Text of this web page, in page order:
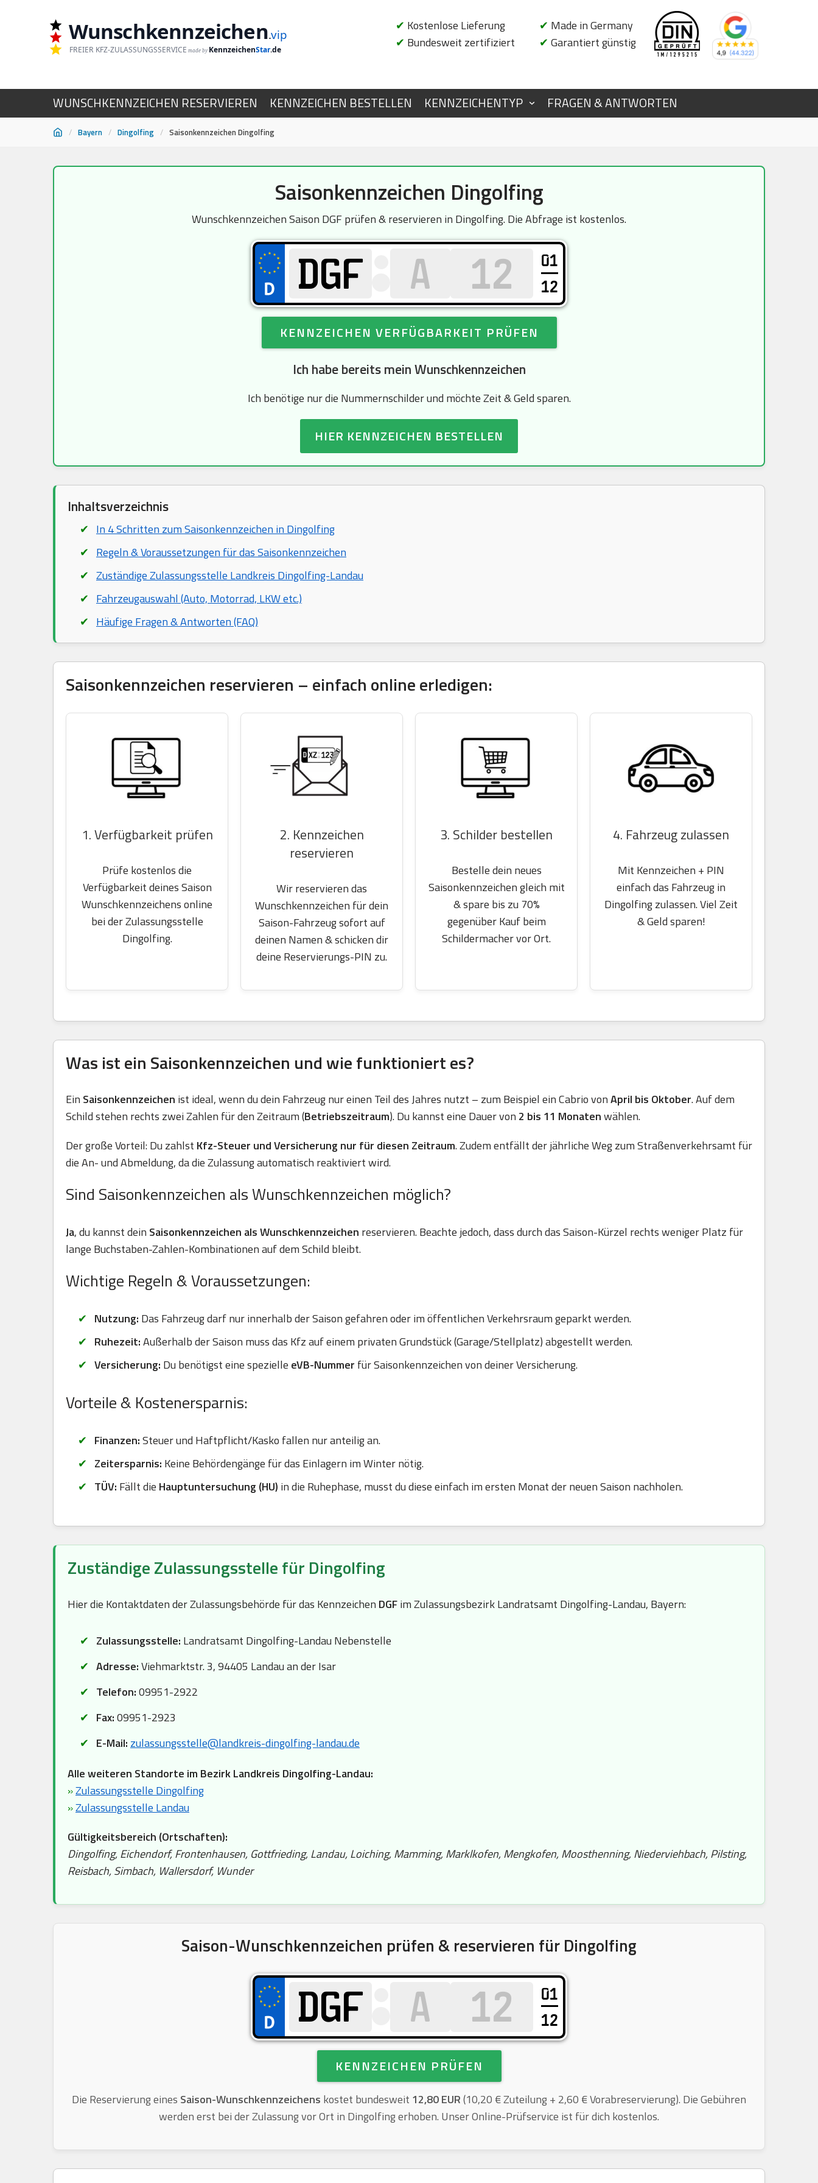
Wunschkennzeichen.vip
FREIER KFZ-ZULASSUNGSSERVICE made by KennzeichenStar.de
✔ Kostenlose Lieferung
✔ Bundesweit zertifiziert
✔ Made in Germany
✔ Garantiert günstig
WUNSCHKENNZEICHEN RESERVIEREN KENNZEICHEN BESTELLEN KENNZEICHENTYP FRAGEN & ANTWORTEN
/ Bayern / Dingolfing / Saisonkennzeichen Dingolfing
Saisonkennzeichen Dingolfing
Wunschkennzeichen Saison DGF prüfen & reservieren in Dingolfing. Die Abfrage ist kostenlos.
01
12
KENNZEICHEN VERFÜGBARKEIT PRÜFEN
Ich habe bereits mein Wunschkennzeichen
Ich benötige nur die Nummernschilder und möchte Zeit & Geld sparen.
HIER KENNZEICHEN BESTELLEN
Inhaltsverzeichnis
In 4 Schritten zum Saisonkennzeichen in Dingolfing
Regeln & Voraussetzungen für das Saisonkennzeichen
Zuständige Zulassungsstelle Landkreis Dingolfing-Landau
Fahrzeugauswahl (Auto, Motorrad, LKW etc.)
Häufige Fragen & Antworten (FAQ)
Saisonkennzeichen reservieren – einfach online erledigen:
1. Verfügbarkeit prüfen
Prüfe kostenlos die
Verfügbarkeit deines Saison
Wunschkennzeichens online
bei der Zulassungsstelle
Dingolfing.
2. Kennzeichen
reservieren
Wir reservieren das
Wunschkennzeichen für dein
Saison-Fahrzeug sofort auf
deinen Namen & schicken dir
deine Reservierungs-PIN zu.
3. Schilder bestellen
Bestelle dein neues
Saisonkennzeichen gleich mit
& spare bis zu 70%
gegenüber Kauf beim
Schildermacher vor Ort.
4. Fahrzeug zulassen
Mit Kennzeichen + PIN
einfach das Fahrzeug in
Dingolfing zulassen. Viel Zeit
& Geld sparen!
Was ist ein Saisonkennzeichen und wie funktioniert es?
Ein Saisonkennzeichen ist ideal, wenn du dein Fahrzeug nur einen Teil des Jahres nutzt – zum Beispiel ein Cabrio vonApril bis Oktober. Auf dem
Schild stehen rechts zwei Zahlen für den Zeitraum (Betriebszeitraum). Du kannst eine Dauer von 2 bis 11 Monatenwählen.
Der große Vorteil: Du zahlst Kfz-Steuer und Versicherung nur für diesen Zeitraum. Zudem entfällt der jährliche Weg zum Straßenverkehrsamt für
die An- und Abmeldung, da die Zulassung automatisch reaktiviert wird.
Sind Saisonkennzeichen als Wunschkennzeichen möglich?
Ja, du kannst dein Saisonkennzeichen als Wunschkennzeichen reservieren. Beachte jedoch, dass durch das Saison-Kürzel rechts weniger Platz für
lange Buchstaben-Zahlen-Kombinationen auf dem Schild bleibt.
Wichtige Regeln & Voraussetzungen:
Nutzung: Das Fahrzeug darf nur innerhalb der Saison gefahren oder im öffentlichen Verkehrsraum geparkt werden.
Ruhezeit:Außerhalb der Saison muss das Kfz auf einem privaten Grundstück (Garage/Stellplatz) abgestellt werden.
Versicherung: Du benötigst eine spezielle eVB-Nummer für Saisonkennzeichen von deiner Versicherung.
Vorteile & Kostenersparnis:
Finanzen:Steuer und Haftpflicht/Kasko fallen nur anteilig an.
Zeitersparnis: Keine Behördengänge für das Einlagern im Winter nötig.
TÜV: Fällt die Hauptuntersuchung (HU) in die Ruhephase, musst du diese einfach im ersten Monat der neuen Saison nachholen.
Zuständige Zulassungsstelle für Dingolfing
Hier die Kontaktdaten der Zulassungsbehörde für das Kennzeichen DGFim Zulassungsbezirk Landratsamt Dingolfing-Landau, Bayern:
Zulassungsstelle: Landratsamt Dingolfing-Landau Nebenstelle
Adresse:Viehmarktstr. 3, 94405 Landau an der Isar
Telefon:09951-2922
Fax:09951-2923
E-Mail: zulassungsstelle@landkreis-dingolfing-landau.de
Alle weiteren Standorte im Bezirk Landkreis Dingolfing-Landau:
»Zulassungsstelle Dingolfing
»Zulassungsstelle Landau
Gültigkeitsbereich (Ortschaften):
Dingolfing, Eichendorf, Frontenhausen, Gottfrieding, Landau, Loiching, Mamming, Marklkofen, Mengkofen, Moosthenning, Niederviehbach, Pilsting,
Reisbach, Simbach, Wallersdorf, Wunder
Saison-Wunschkennzeichen prüfen & reservieren für Dingolfing
01
12
KENNZEICHEN PRÜFEN
Die Reservierung eines Saison-Wunschkennzeichens kostet bundesweit 12,80 EUR(10,20 € Zuteilung + 2,60 € Vorabreservierung). Die Gebühren
werden erst bei der Zulassung vor Ort in Dingolfing erhoben. Unser Online-Prüfservice ist für dich kostenlos.